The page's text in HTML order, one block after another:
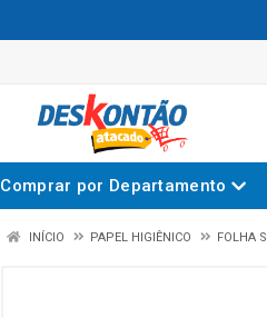
Comprar por Departamento
INÍCIO PAPEL HIGIÊNICO FOLHA